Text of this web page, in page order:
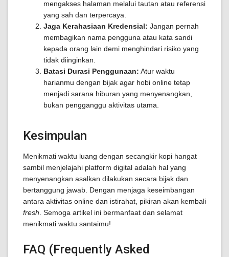
mengakses halaman melalui tautan atau referensi
yang sah dan terpercaya.
Jaga Kerahasiaan Kredensial: Jangan pernah
membagikan nama pengguna atau kata sandi
kepada orang lain demi menghindari risiko yang
tidak diinginkan.
Batasi Durasi Penggunaan: Atur waktu
harianmu dengan bijak agar hobi online tetap
menjadi sarana hiburan yang menyenangkan,
bukan pengganggu aktivitas utama.
Kesimpulan
Menikmati waktu luang dengan secangkir kopi hangat
sambil menjelajahi platform digital adalah hal yang
menyenangkan asalkan dilakukan secara bijak dan
bertanggung jawab. Dengan menjaga keseimbangan
antara aktivitas online dan istirahat, pikiran akan kembali
fresh . Semoga artikel ini bermanfaat dan selamat
menikmati waktu santaimu!
FAQ (Frequently Asked